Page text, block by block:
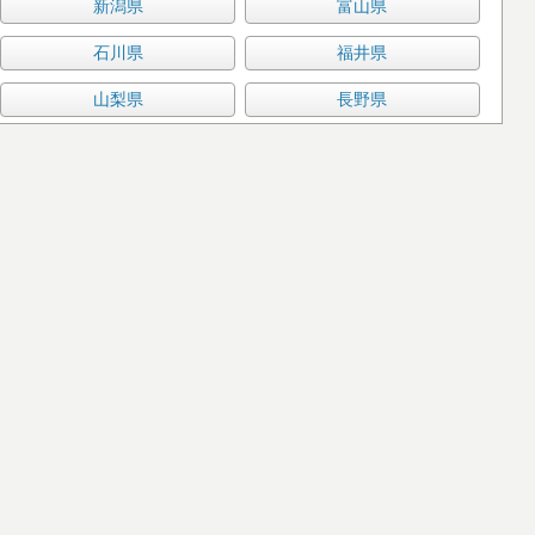
新潟県 富山県
石川県 福井県
山梨県 長野県